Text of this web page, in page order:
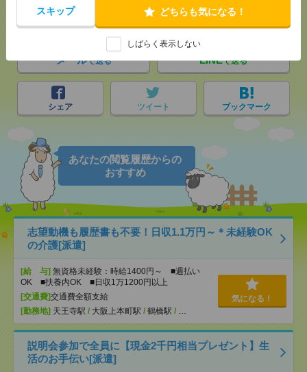
スキップ どちらも気になる！
しばらく表示しない
気になる！ 電話応募
メールで送る LINEで送る
シェア ツイート ブックマーク
あなたの閲覧履歴からの
おすすめ
志望動機も履歴書も不要！日収1.1万円～＊未経験OK
の介護[派遣]
[給 与] 無資格未経験：時給1400円～ ■週払い
OK ■扶養内OK ■日収1万1200円以上
[交通費]交通費全額支給
[勤務地] 天王寺駅 / 大阪上本町駅 / 鶴橋駅 / …
気になる！
説明会参加で全員に【現金2千円相当プレゼント】生
活のお手伝い[派遣]